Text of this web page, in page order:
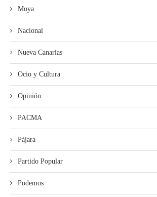
Moya
Nacional
Nueva Canarias
Ocio y Cultura
Opinión
PACMA
Pájara
Partido Popular
Podemos